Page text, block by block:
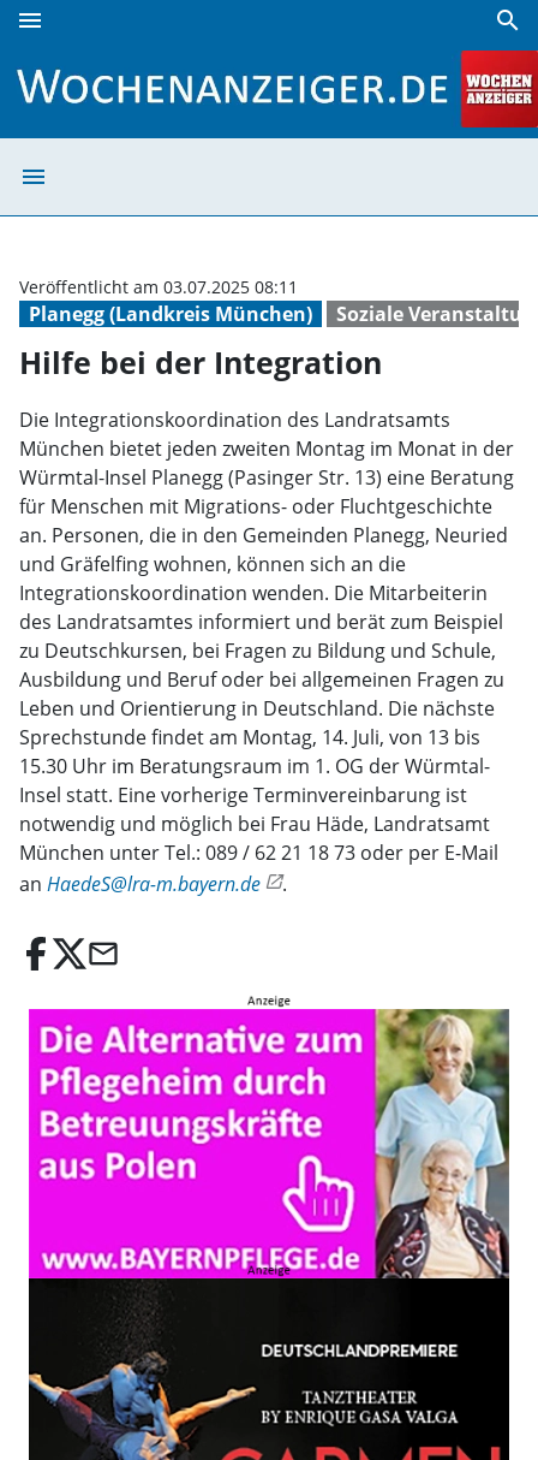
menu search
menu
Planegg (Landkreis München) Soziale
Veröffentlicht am 03.07.2025 08:11
Hilfe bei der Integration
Die Integrationskoordination des Landratsamts
München bietet jeden zweiten Montag im Monat in der
Würmtal-Insel Planegg (Pasinger Str. 13) eine Beratung
für Menschen mit Migrations- oder Fluchtgeschichte
an. Personen, die in den Gemeinden Planegg, Neuried
und Gräfelfing wohnen, können sich an die
Integrationskoordination wenden. Die Mitarbeiterin
des Landratsamtes informiert und berät zum Beispiel
zu Deutschkursen, bei Fragen zu Bildung und Schule,
Ausbildung und Beruf oder bei allgemeinen Fragen zu
Leben und Orientierung in Deutschland. Die nächste
Sprechstunde findet am Montag, 14. Juli, von 13 bis
15.30 Uhr im Beratungsraum im 1. OG der Würmtal-
Insel statt. Eine vorherige Terminvereinbarung ist
notwendig und möglich bei Frau Häde, Landratsamt
München unter Tel.: 089 / 62 21 18 73 oder per E-Mail
an HaedeS@lra-m.bayern.de .
email